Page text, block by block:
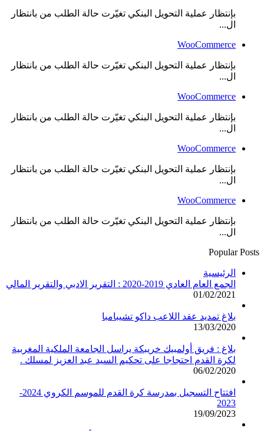
بإنتظار عملية التحويل البنكي تغيّرت حالة الطلب من بانتظار
ال...
WooCommerce
بإنتظار عملية التحويل البنكي تغيّرت حالة الطلب من بانتظار
ال...
WooCommerce
بإنتظار عملية التحويل البنكي تغيّرت حالة الطلب من بانتظار
ال...
WooCommerce
بإنتظار عملية التحويل البنكي تغيّرت حالة الطلب من بانتظار
ال...
WooCommerce
بإنتظار عملية التحويل البنكي تغيّرت حالة الطلب من بانتظار
ال...
Popular Posts
الرئيسية
الجمع العام العادي 2019-2020 : التقرير الادبي والتقرير المالي
01/02/2021
بلاغ تمديد عقد اللاعب داكو تشيبامبا
13/03/2020
بلاغ : فريق أولمبيك خريبكة يراسل الجامعة الملكية المغربية
لكرة القدم احتجاجا على تحكيم السيد عبد العزيز لمسلك .
06/02/2020
افتتاح التسجيل بمدرسة كرة القدم للموسم الكروي 2024-
2023
19/09/2023